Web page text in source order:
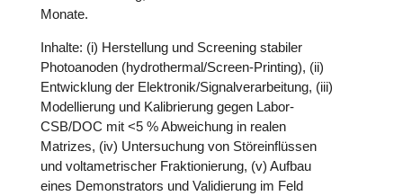
Monate.
Inhalte: (i) Herstellung und Screening stabiler
Photoanoden (hydrothermal/Screen-Printing), (ii)
Entwicklung der Elektronik/Signalverarbeitung, (iii)
Modellierung und Kalibrierung gegen Labor-
CSB/DOC mit <5 % Abweichung in realen
Matrizes, (iv) Untersuchung von Störeinflüssen
und voltametrischer Fraktionierung, (v) Aufbau
eines Demonstrators und Validierung im Feld